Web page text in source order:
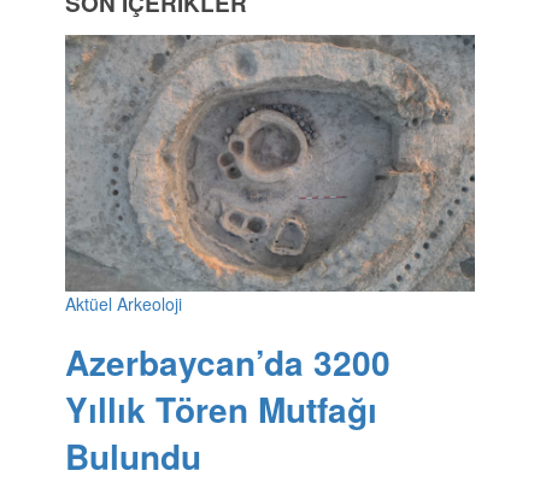
Aktüel Arkeoloji
Azerbaycan’da 3200
Yıllık Tören Mutfağı
Bulundu